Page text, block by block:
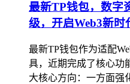
最新TP钱包，数字
级，开启Web3新时
最新TP钱包作为适配
具，近期完成了核心功
大核心方向：一方面强